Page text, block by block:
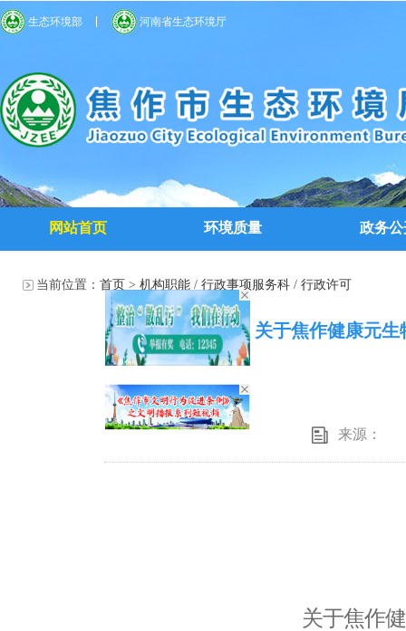
生态环境部 河南省生态环境厅
网站首页 环境质量 政务公
当前位置： 首页 > 机构职能 / 行政事项服务科 / 行政许可
焦作市生态环境局 关于焦作健康元
来源：
关于焦作